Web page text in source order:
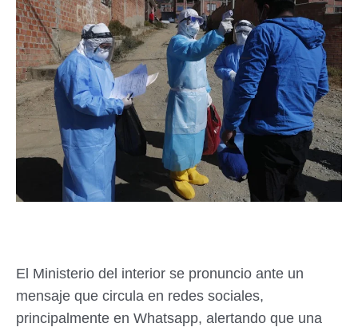
El Ministerio del interior se pronuncio ante un
mensaje que circula en redes sociales,
principalmente en Whatsapp, alertando que una